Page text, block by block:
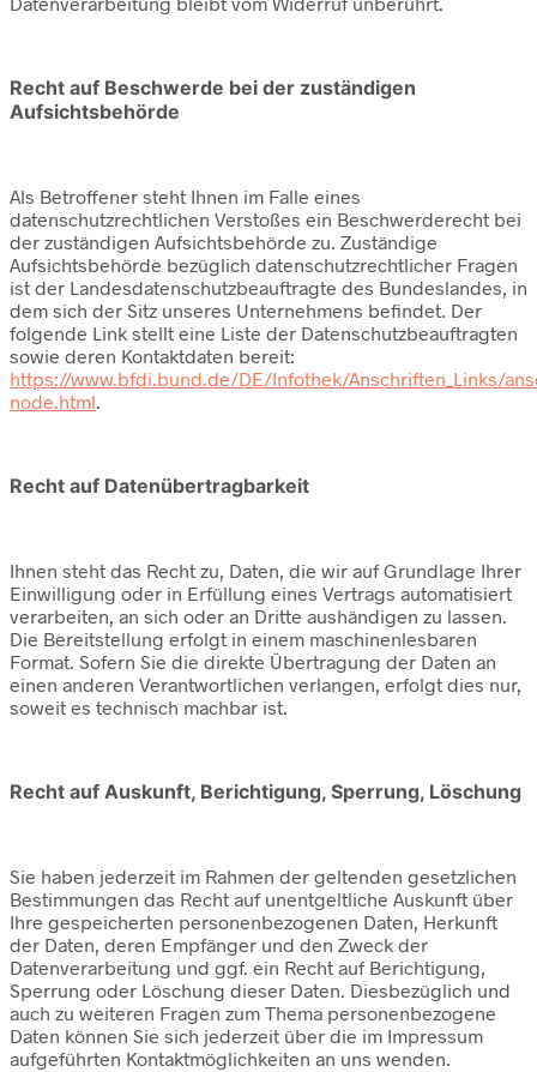
Recht auf Beschwerde bei der zuständigen
Aufsichtsbehörde
Als Betroffener steht Ihnen im Falle eines
datenschutzrechtlichen Verstoßes ein Beschwerderecht bei
der zuständigen Aufsichtsbehörde zu. Zuständige
Aufsichtsbehörde bezüglich datenschutzrechtlicher Fragen
ist der Landesdatenschutzbeauftragte des Bundeslandes, in
dem sich der Sitz unseres Unternehmens befindet. Der
folgende Link stellt eine Liste der Datenschutzbeauftragten
sowie deren Kontaktdaten bereit:
https://www.bfdi.bund.de/DE/Infothek/Anschriften_Links/
node.html.
Recht auf Datenübertragbarkeit
Ihnen steht das Recht zu, Daten, die wir auf Grundlage Ihrer
Einwilligung oder in Erfüllung eines Vertrags automatisiert
verarbeiten, an sich oder an Dritte aushändigen zu lassen.
Die Bereitstellung erfolgt in einem maschinenlesbaren
Format. Sofern Sie die direkte Übertragung der Daten an
einen anderen Verantwortlichen verlangen, erfolgt dies nur,
soweit es technisch machbar ist.
Recht auf Auskunft, Berichtigung, Sperrung, Löschung
Sie haben jederzeit im Rahmen der geltenden gesetzlichen
Bestimmungen das Recht auf unentgeltliche Auskunft über
Ihre gespeicherten personenbezogenen Daten, Herkunft
der Daten, deren Empfänger und den Zweck der
Datenverarbeitung und ggf. ein Recht auf Berichtigung,
Sperrung oder Löschung dieser Daten. Diesbezüglich und
auch zu weiteren Fragen zum Thema personenbezogene
Daten können Sie sich jederzeit über die im Impressum
aufgeführten Kontaktmöglichkeiten an uns wenden.